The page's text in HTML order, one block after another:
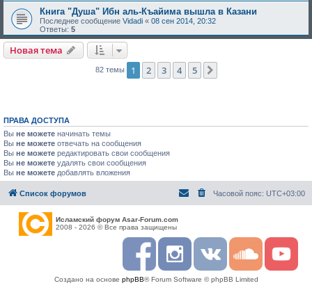
Книга "Душа" Ибн аль-Къайима вышла в Казани
Последнее сообщение Vidadi « 08 сен 2014, 20:32
Ответы: 5
Новая тема
82 темы 1 2 3 4 5
ПРАВА ДОСТУПА
Вы не можете начинать темы
Вы не можете отвечать на сообщения
Вы не можете редактировать свои сообщения
Вы не можете удалять свои сообщения
Вы не можете добавлять вложения
Список форумов Часовой пояс: UTC+03:00
Исламский форум Asar-Forum.com
2008 - 2026 © Все права защищены
F
c
e
I
s
t
R
S
S
u
n
Y
u
Создано на основе phpBB® Forum Software © phpBB Limited